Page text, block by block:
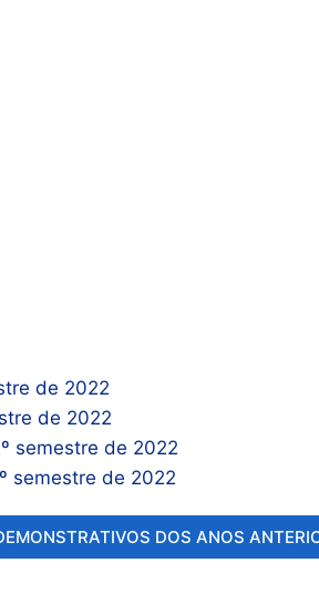
de 2022
de 2022
semestre de 2022
semestre de 2022
DOS ANOS